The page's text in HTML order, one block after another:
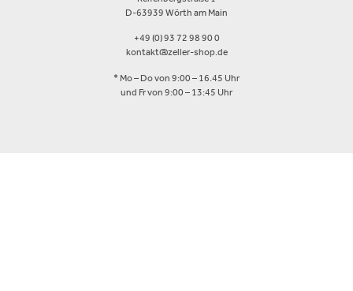
D-63939 Wörth am Main
+49 (0) 93 72 98 90 0
kontakt@zeller-shop.de
* Mo – Do von 9:00 – 16.45 Uhr
und Fr von 9:00 – 13:45 Uhr